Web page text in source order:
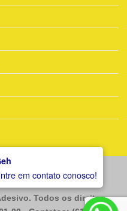
em contato conosco!
Visa
Todos os direitos